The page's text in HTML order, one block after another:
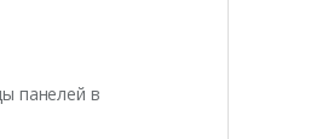
панелей в